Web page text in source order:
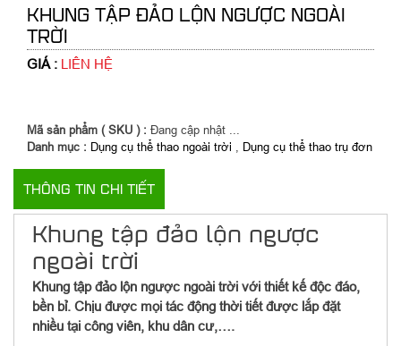
KHUNG TẬP ĐẢO LỘN NGƯỢC NGOÀI
TRỜI
GIÁ : LIÊN HỆ
Mã sản phẩm ( SKU ) : Đang cập nhật ...
Danh mục : Dụng cụ thể thao ngoài trời , Dụng cụ thể thao trụ đơn
THÔNG TIN CHI TIẾT
Khung tập đảo lộn ngược
ngoài trời
Khung tập đảo lộn ngược ngoài trời với thiết kế độc đáo,
bền bỉ. Chịu được mọi tác động thời tiết được lắp đặt
nhiều tại công viên, khu dân cư,….